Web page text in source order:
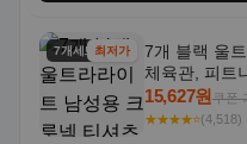
7개세트최저가
7개 블랙 울
체육관, 피트
통기성 좋은
15,627원쿠폰
★★★★⭐(4,518)